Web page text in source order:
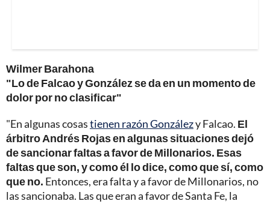
Wilmer Barahona
"Lo de Falcao y González se da en un momento de
dolor por no clasificar"
"En algunas cosastienen razón Gonzálezy Falcao. El
árbitro Andrés Rojas en algunas situaciones dejó
de sancionar faltas a favor de Millonarios. Esas
faltas que son, y como él lo dice, como que sí, como
que no. Entonces, era falta y a favor de Millonarios, no
las sancionaba. Las que eran a favor de Santa Fe, la